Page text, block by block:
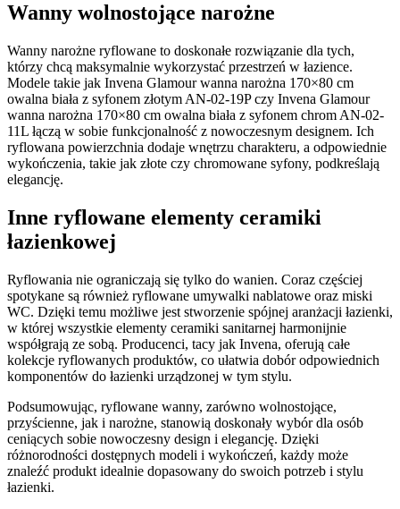
Wanny wolnostojące narożne
Wanny narożne ryflowane to doskonałe rozwiązanie dla tych,
którzy chcą maksymalnie wykorzystać przestrzeń w łazience.
Modele takie jak Invena Glamour wanna narożna 170×80 cm
owalna biała z syfonem złotym AN-02-19P czy Invena Glamour
wanna narożna 170×80 cm owalna biała z syfonem chrom AN-02-
11L łączą w sobie funkcjonalność z nowoczesnym designem. Ich
ryflowana powierzchnia dodaje wnętrzu charakteru, a odpowiednie
wykończenia, takie jak złote czy chromowane syfony, podkreślają
elegancję.​
Inne ryflowane elementy ceramiki
łazienkowej
Ryflowania nie ograniczają się tylko do wanien. Coraz częściej
spotykane są również ryflowane umywalki nablatowe oraz miski
WC. Dzięki temu możliwe jest stworzenie spójnej aranżacji łazienki,
w której wszystkie elementy ceramiki sanitarnej harmonijnie
współgrają ze sobą. Producenci, tacy jak Invena, oferują całe
kolekcje ryflowanych produktów, co ułatwia dobór odpowiednich
komponentów do łazienki urządzonej w tym stylu.​
Podsumowując, ryflowane wanny, zarówno wolnostojące,
przyścienne, jak i narożne, stanowią doskonały wybór dla osób
ceniących sobie nowoczesny design i elegancję. Dzięki
różnorodności dostępnych modeli i wykończeń, każdy może
znaleźć produkt idealnie dopasowany do swoich potrzeb i stylu
łazienki.